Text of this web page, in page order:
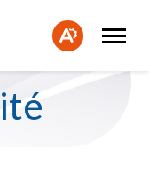
Ouvrir
la
la
site